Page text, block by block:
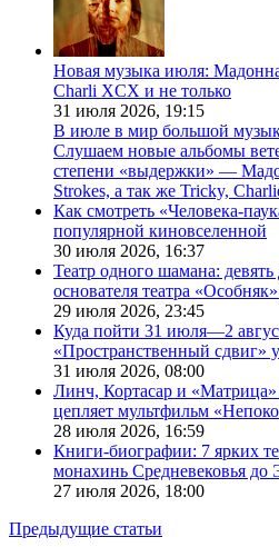
Новая музыка июля:
Charli XCX и не только
31 июля 2026, 19:15
В июле в мир большой
Слушаем новые альбомы
степени «выдержки» —
Strokes, а так же Tricky,
Как смотреть «Человека-
популярной киновселенной
30 июля 2026, 16:37
Театр одного шамана: девять
основателя театра
29 июля 2026, 23:45
Куда пойти 31 июля—2
«Пространственный
31 июля 2026, 08:00
Линч, Кортасар и
цепляет мультфильм
28 июля 2026, 16:59
Книги-биографии: 7 ярких
монахинь Средневековья
27 июля 2026, 18:00
Предыдущие статьи